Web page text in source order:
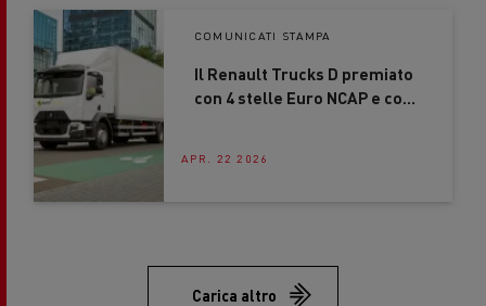
COMUNICATI STAMPA
Il Renault Trucks D premiato
con 4 stelle Euro NCAP e con
APR. 22 2026
Carica altro